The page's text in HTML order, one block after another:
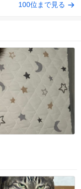
100位まで見る